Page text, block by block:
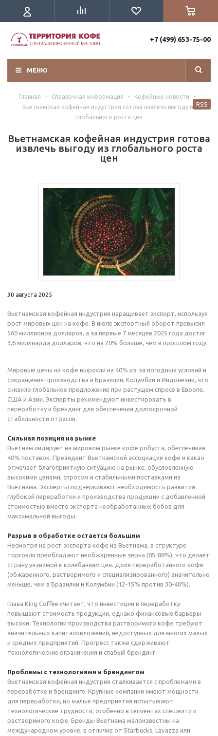
+7 (499) 653-75-00
МЕНЮ
Главная - Справочная информация - Кофейные новости
-
Вьетнамская кофейная индустрия готова извлечь выгоду из
глобального роста цен
Вьетнамская кофейная индустрия готова
извлечь выгоду из глобального роста
цен
RSS
30 августа 2025
Вьетнамская кофейная индустрия наращивает экспорт, используя
рост мировых цен на кофе. В июле экспортный оборот превысил
560 миллионов долларов, а за первые 7 месяцев 2025 года достиг
3,6 миллиарда долларов, что на 20% больше, чем в прошлом году.
Мировые цены на кофе выросли на 40% из-за погодных условий и
сокращения производства в Бразилии, Колумбии и Индонезии, что
снизило глобальное предложение при растущем спросе в Европе,
США и Азии. Эксперты рекомендуют инвестировать в
переработку и брендинг для обеспечения долгосрочной
стабильности отрасли.
Сильная позиция на рынке
Вьетнам лидирует на мировом рынке кофе робуста, обеспечивая
40% поставок. Президент Вьетнамской ассоциации кофе и какао
отмечает благоприятную ситуацию на рынке, обусловленную
высокими ценами, спросом и стабильными поставками из
Вьетнама. Эксперты подчеркивают необходимость развития
глубокой переработки и производства продукции с добавленной
стоимостью вместо экспорта необработанных бобов для
максимальной выгоды.
Разрыв в обработке остается большим
Несмотря на рост экспорта кофе из Вьетнама, в структуре
торговли преобладают необжаренные зерна (85-88%), что делает
страну уязвимой к колебаниям цен. Доля переработанного кофе
(обжаренного, растворимого и специализированного) значительно
меньше, чем в Бразилии и Колумбии (12-15% против 30-40%).
Глава King Coffee считает, что инвестиции в переработку
повышают стоимость продукции, однако финансовые барьеры
высоки. Технологии производства растворимого кофе требуют
значительных капиталовложений, недоступных для многих малых
и средних предприятий. Прогресс также сдерживают
технологические ограничения и слабый брендинг.
Проблемы с технологиями и брендингом
Вьетнамская кофейная индустрия сталкивается с проблемами в
переработке и брендинге. Крупные компании имеют мощности
для переработки, но малые предприятия испытывают
технологические трудности, особенно в сегментах спешелти и
растворимого кофе. Бренды Вьетнама малоизвестны на
международном уровне, в отличие от Starbucks, Lavazza или